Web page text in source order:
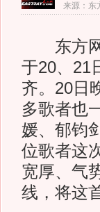
来源： 东
东方网
于20、21
齐。20日
多歌者也
媛、郁钧
位歌者这
宽厚、气
线，将这